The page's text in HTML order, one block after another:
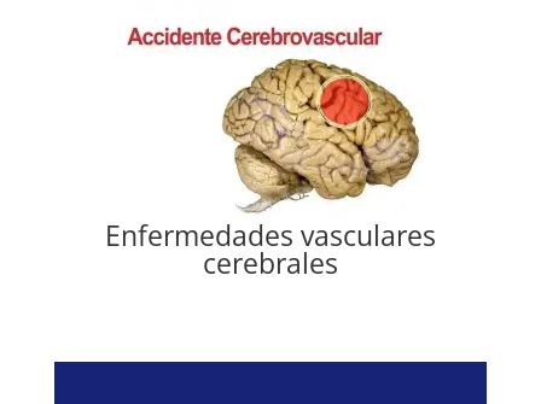
Enfermedades vasculares
cerebrales